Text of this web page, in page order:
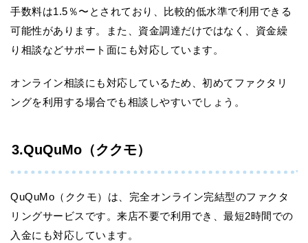
手数料は1.5％〜とされており、比較的低水準で利用できる
可能性があります。また、資金調達だけではなく、資金繰
り相談などサポート面にも対応しています。
オンライン相談にも対応しているため、初めてファクタリ
ングを利用する場合でも相談しやすいでしょう。
3.QuQuMo（ククモ）
QuQuMo（ククモ）は、完全オンライン完結型のファクタ
リングサービスです。来店不要で利用でき、最短2時間での
入金にも対応しています。